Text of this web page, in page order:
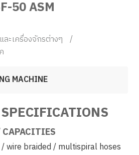
50 ASM
ะเครื่องจักรต่างๆ
MACHINE
CAPACITIES
wire braided / multispiral hoses